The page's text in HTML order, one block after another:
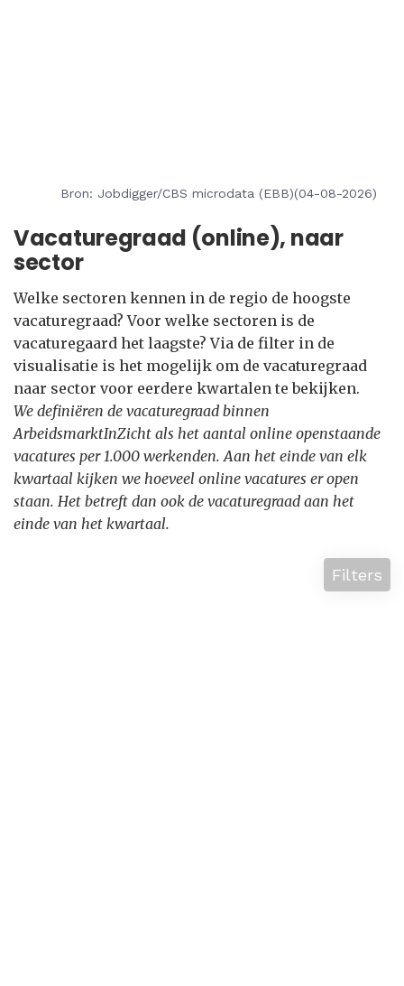
Bron: Jobdigger/CBS microdata (EBB)(04-08-2026)
Vacaturegraad (online), naar
sector
Welke sectoren kennen in de regio de hoogste
vacaturegraad? Voor welke sectoren is de
vacaturegaard het laagste? Via de filter in de
visualisatie is het mogelijk om de vacaturegraad
naar sector voor eerdere kwartalen te bekijken.
We definiëren de vacaturegraad binnen
ArbeidsmarktInZicht als het aantal online openstaande
vacatures per 1.000 werkenden. Aan het einde van elk
kwartaal kijken we hoeveel online vacatures er open
staan. Het betreft dan ook de vacaturegraad aan het
einde van het kwartaal.
Filters